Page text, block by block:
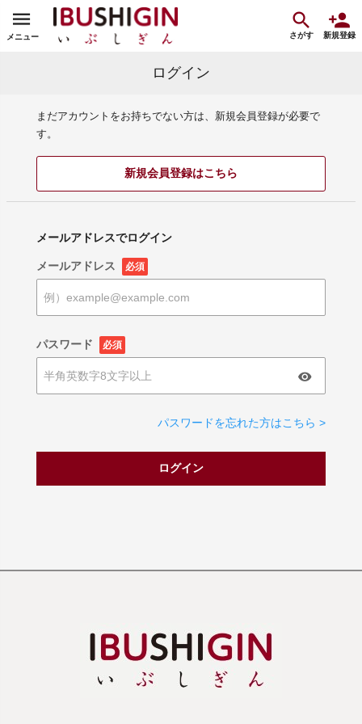
メニュー さがす 新規登録
ログイン
まだアカウントをお持ちでない方は、新規会員登録が必要で
す。
新規会員登録はこちら
メールアドレスでログイン
メールアドレス 必須
パスワード 必須
パスワードを忘れた方はこちら >
ログイン